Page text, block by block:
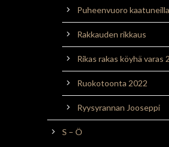
Puheenvuoro kaatuneilla
Rakkauden rikkaus
Rikas rakas köyhä varas
Ruokotoonta 2022
Ryysyrannan Jooseppi
S – Ö